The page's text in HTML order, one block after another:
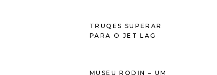
TRUQES SUPERAR
PARA O JET LAG
MUSEU RODIN – UM